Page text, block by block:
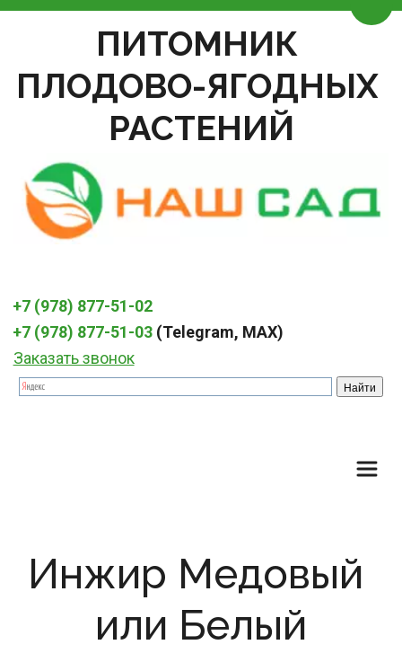
ПИТОМНИК
ПЛОДОВО-ЯГОДНЫХ
РАСТЕНИЙ
+7 (978) 877-51-02
+7 (978) 877-51-03 (Telegram, MAX)
Заказать звонок
Инжир Медовый
или Белый